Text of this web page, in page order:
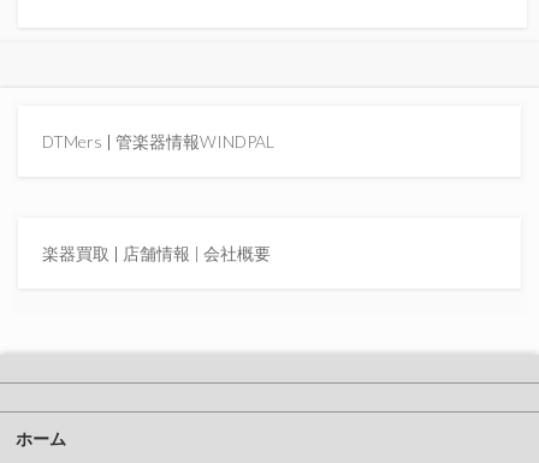
DTMers | 管楽器情報WINDPAL
楽器買取 | 店舗情報 | 会社概要
ホーム